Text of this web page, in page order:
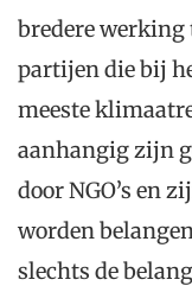
bredere werking
partijen die bij
meeste
aanhangig zijn
door NGO’s en
worden
slechts de